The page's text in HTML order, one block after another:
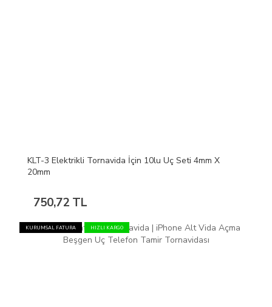
KLT-3 Elektrikli Tornavida İçin 10lu Uç Seti 4mm X
20mm
750,72 TL
KURUMSAL FATURA HIZLI KARGO